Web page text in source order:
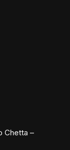
Chetta –